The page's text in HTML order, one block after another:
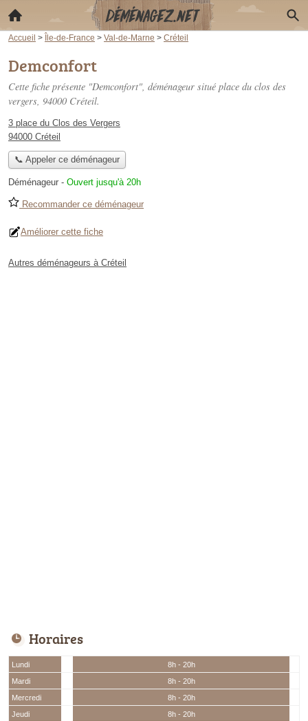
Accueil > Île-de-France > Val-de-Marne > Créteil
Demconfort
Cette fiche présente "Demconfort", déménageur situé place du clos des
vergers, 94000 Créteil.
3 place du Clos des Vergers
94000 Créteil
📞 Appeler ce déménageur
Déménageur - Ouvert jusqu'à 20h
Recommander ce déménageur
Améliorer cette fiche
Autres déménageurs à Créteil
Horaires
Lundi
8h - 20h
Mardi
8h - 20h
Mercredi
8h - 20h
Jeudi
8h - 20h